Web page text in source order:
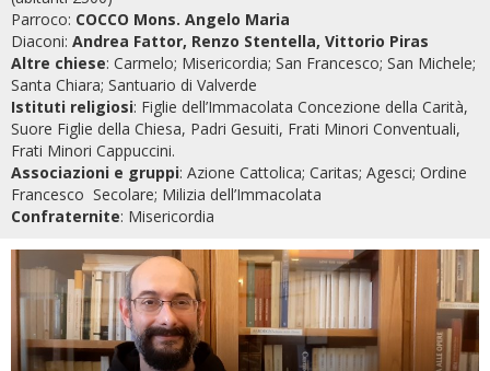
Parroco: COCCO Mons. Angelo Maria
Diaconi: Andrea Fattor, Renzo Stentella, Vittorio Piras
Altre chiese: Carmelo; Misericordia; San Francesco; San Michele;
Santa Chiara; Santuario di Valverde
Istituti religiosi: Figlie dell’Immacolata Concezione della Carità,
Suore Figlie della Chiesa, Padri Gesuiti, Frati Minori Conventuali,
Frati Minori Cappuccini.
Associazioni e gruppi: Azione Cattolica; Caritas; Agesci; Ordine
Francesco Secolare; Milizia dell’Immacolata
Confraternite: Misericordia